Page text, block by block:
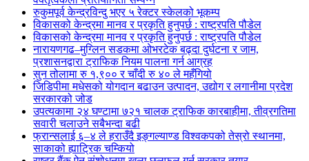
रुकुमपूर्व केन्द्रविन्दु भएर ५ रेक्टर स्केलको भूकम्प
विकासको केन्द्रमा मानव र प्रकृति हुनुपर्छ : राष्ट्रपति पौडेल
विकासको केन्द्रमा मानव र प्रकृति हुनुपर्छ : राष्ट्रपति पौडेल
नारायणगढ–मुग्लिन सडकमा ओभरटेक बढ्दा दुर्घटना र जाम,
प्रशासनद्वारा ट्राफिक नियम पालना गर्न आग्रह
सुन तोलामा रु १,९०० र चाँदी रु ४० ले महँगियो
जिडिपीमा मधेसको योगदान बढाउन उत्पादन, उद्योग र लगानीमा प्रदेश
सरकारको जोड
उपत्यकामा २४ घण्टामा ७२१ चालक ट्राफिक कारबाहीमा, तीव्रगतिमा
सवारी चलाउने सबैभन्दा बढी
फ्रान्सलाई ६–४ ले हराउँदै इङ्गल्याण्ड विश्वकपको तेस्रो स्थानमा,
साकाको ह्याट्रिक चम्कियो